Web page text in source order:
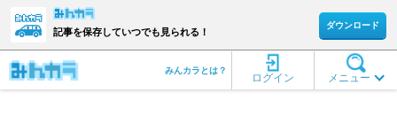
記事を保存していつでも見られる！
ダウンロード
メニュー
ログイン
みんカラとは？